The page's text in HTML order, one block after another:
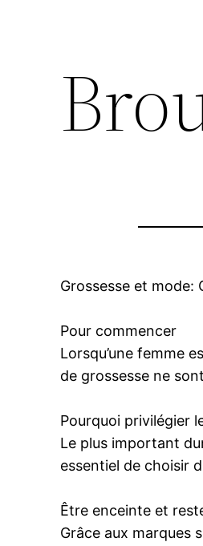
Grossesse et mode:
Pour commencer
Lorsqu’une femme
de grossesse ne
Pourquoi privilégier
Le plus important
essentiel de choisir
Être enceinte et
Grâce aux marques